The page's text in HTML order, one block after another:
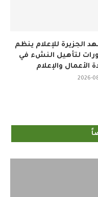
الجزيرة للإعلام ينظم
دورات لتأهيل النشء في
الأعمال والإعلام
2026-